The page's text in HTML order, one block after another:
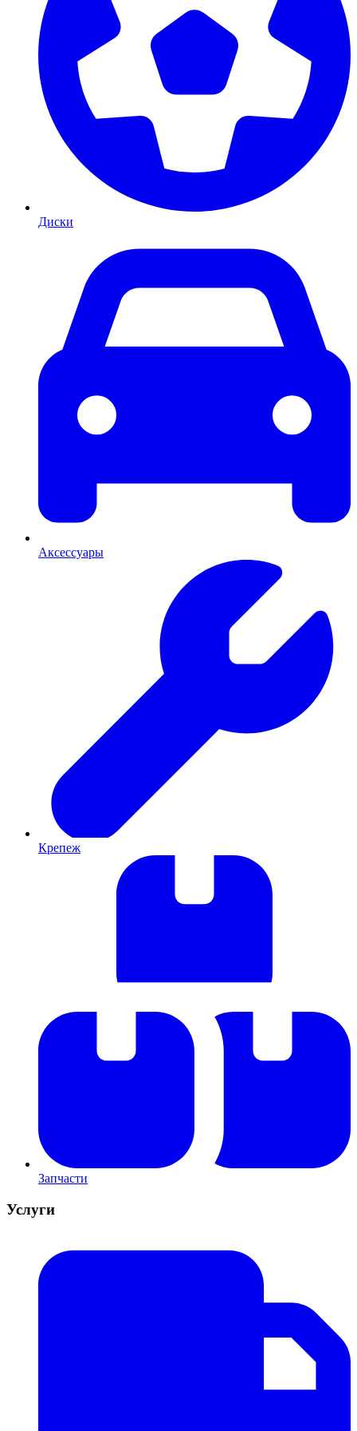
Диски
Аксессуары
Крепеж
Запчасти
Услуги